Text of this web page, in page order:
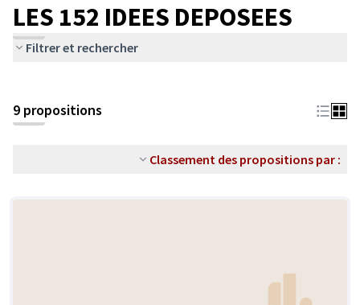
LES 152 IDEES DEPOSEES
Filtrer et rechercher
9 propositions
Classement des propositions par :